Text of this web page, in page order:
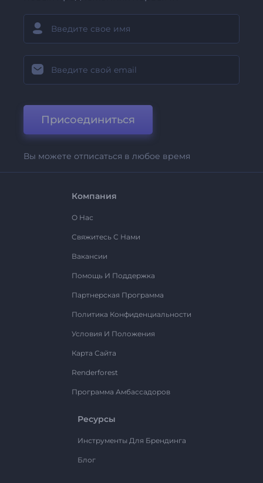
Присоединиться
Вы можете отписаться в любое время
Компания
О Нас
Свяжитесь С Нами
Вакансии
Помощь И Поддержка
Партнерская Программа
Политика Конфиденциальности
Условия И Положения
Карта Сайта
Renderforest
Программа Амбассадоров
Ресурсы
Инструменты Для Брендинга
Блог